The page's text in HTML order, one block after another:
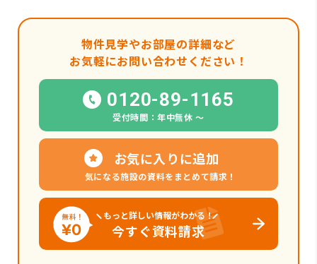
物件見学やお部屋の詳細など
お気軽にお問い合わせください！
0120-89-1165
受付時間：年中無休 〜
お気に入りに追加
気になる施設の資料をまとめて請求！
もっと詳しい情報がわかる！
今すぐ資料請求